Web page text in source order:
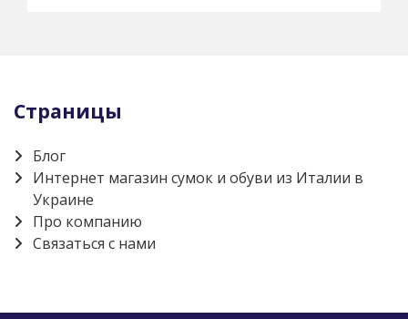
Страницы
Блог
Интернет магазин сумок и обуви из Италии в
Украине
Про компанию
Связаться с нами